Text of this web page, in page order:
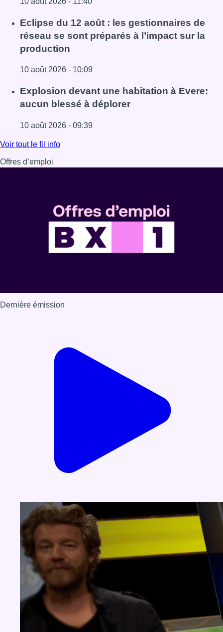
Lire l'article Le Belgian Beer Weekend prolongé en
Eclipse du 12 août : les gestionnaires de
réseau se sont préparés à l’impact sur la
production
10 août 2026 - 10:09
Lire l'article Eclipse du 12 août : les gestionnaires de
Explosion devant une habitation à Evere:
aucun blessé à déplorer
10 août 2026 - 09:39
Lire l'article Explosion devant une habitation à Evere:
Voir tout le fil info
Offres d’emploi
Dernière émission